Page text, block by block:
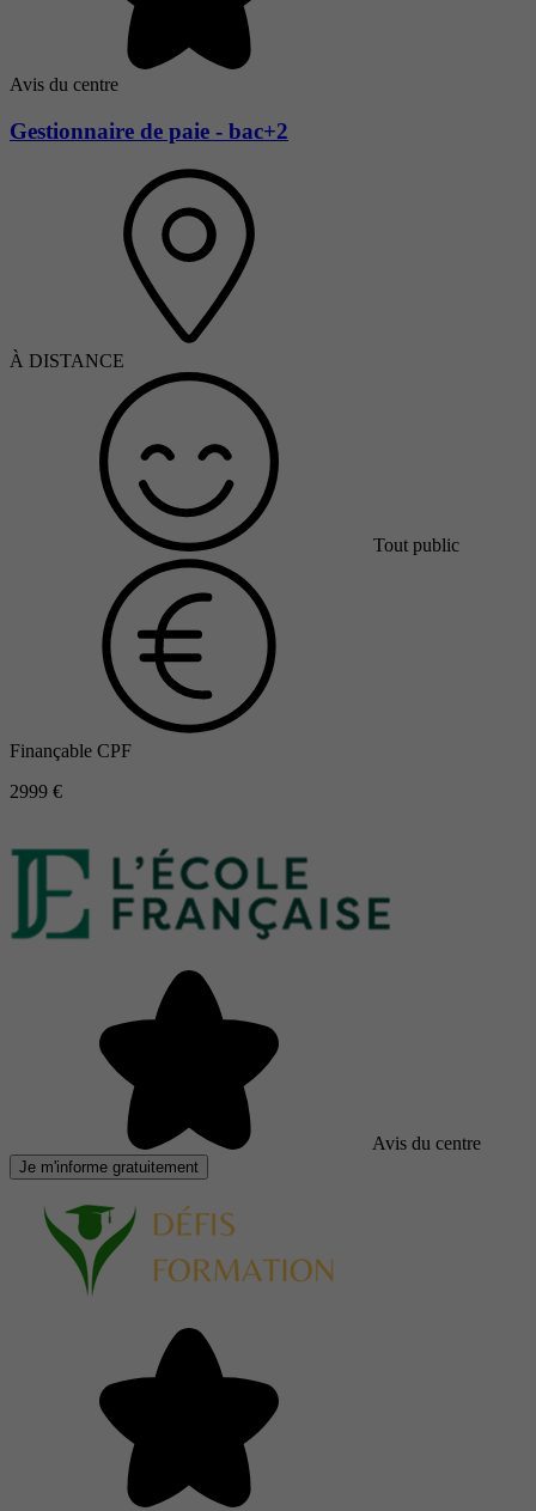
Avis du centre
Gestionnaire de paie - bac+2
À DISTANCE
Tout public
Finançable CPF
2999 €
Avis du centre
Je m'informe gratuitement